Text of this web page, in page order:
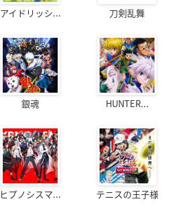
アイドリッシ... 刀剣乱舞
銀魂 HUNTER...
ヒプノシスマ... テニスの王子様